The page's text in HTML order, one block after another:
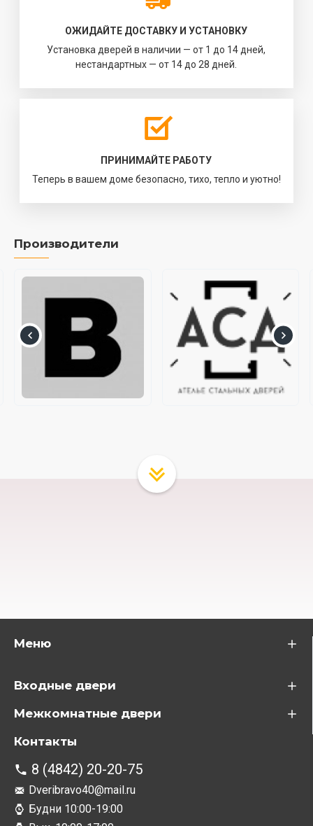
ОЖИДАЙТЕ ДОСТАВКУ И УСТАНОВКУ
Установка дверей в наличии — от 1 до 14 дней,
нестандартных — от 14 до 28 дней.
ПРИНИМАЙТЕ РАБОТУ
Теперь в вашем доме безопасно, тихо, тепло и уютно!
Производители
Меню
Входные двери
Межкомнатные двери
Контакты
8 (4842) 20-20-75
Dveribravo40@mail.ru
Будни 10:00-19:00